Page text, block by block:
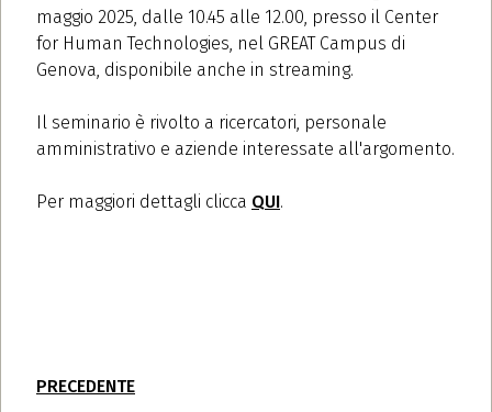
maggio 2025, dalle 10.45 alle 12.00, presso il Center
for Human Technologies, nel GREAT Campus di
Genova, disponibile anche in streaming.
Il seminario è rivolto a ricercatori, personale
amministrativo e aziende interessate all'argomento.
Per maggiori dettagli clicca QUI.
PRECEDENTE